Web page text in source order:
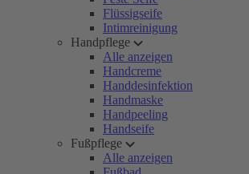
Flüssigseife
Intimreinigung
Handpflege
Alle anzeigen
Handcreme
Handdesinfektion
Handmaske
Handpeeling
Handseife
Fußpflege
Alle anzeigen